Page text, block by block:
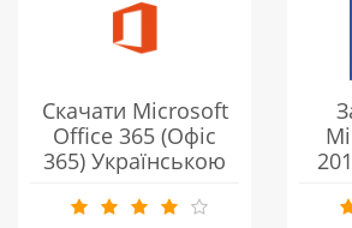
Скачати Microsoft
Office 365 (Офіс
365) Українською